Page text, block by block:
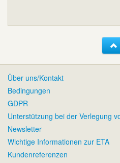
Über uns/Kontakt
Bedingungen
GDPR
Unterstützung bei der Verlegung
Newsletter
Wichtige Informationen zur ETA
Kundenreferenzen